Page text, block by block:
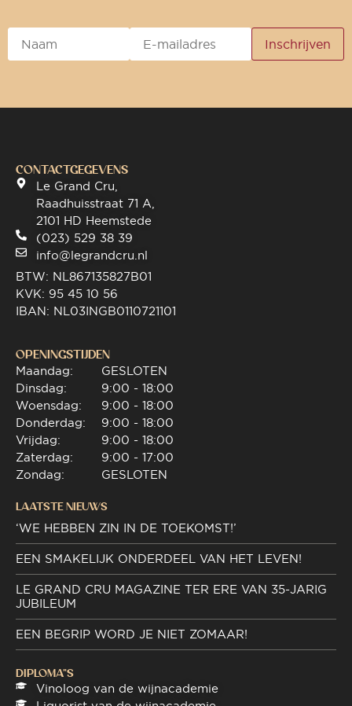
CONTACTGEGEVENS
Le Grand Cru,
Raadhuisstraat 71 A,
2101 HD Heemstede
(023) 529 38 39
info@legrandcru.nl
BTW: NL867135827B01
KVK: 95 45 10 56
IBAN: NL03INGB0110721101
OPENINGSTIJDEN
Maandag:
Dinsdag:
Woensdag:
Donderdag:
Vrijdag:
Zaterdag:
Zondag:
GESLOTEN
9:00 - 18:00
9:00 - 18:00
9:00 - 18:00
9:00 - 18:00
9:00 - 17:00
GESLOTEN
LAATSTE NIEUWS
‘WE HEBBEN ZIN IN DE TOEKOMST!’
EEN SMAKELIJK ONDERDEEL VAN HET LEVEN!
LE GRAND CRU MAGAZINE TER ERE VAN 35-JARIG
JUBILEUM
EEN BEGRIP WORD JE NIET ZOMAAR!
DIPLOMA"S
Vinoloog van de wijnacademie